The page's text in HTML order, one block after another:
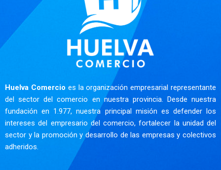
Huelva Comercio es la organización empresarial representante
del sector del comercio en nuestra provincia. Desde nuestra
fundación en 1.977, nuestra principal misión es defender los
intereses del empresario del comercio, fortalecer la unidad del
sector y la promoción y desarrollo de las empresas y colectivos
adheridos.